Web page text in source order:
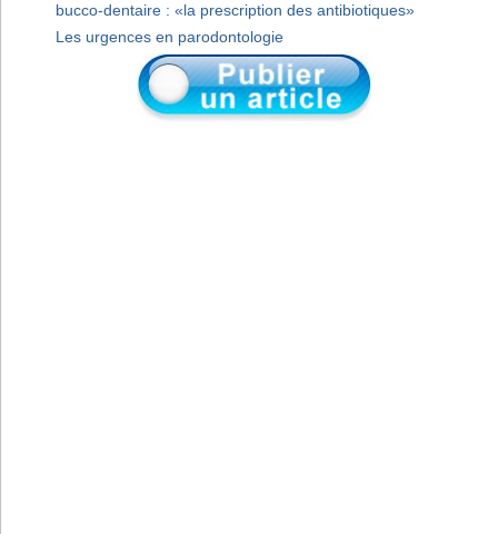
bucco-dentaire : «la prescription des antibiotiques»
Les urgences en parodontologie